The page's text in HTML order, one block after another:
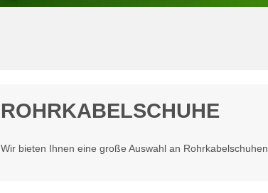
ROHRKABELSCHUHE
Wir bieten Ihnen eine große Auswahl an Rohrkabelschuhen.